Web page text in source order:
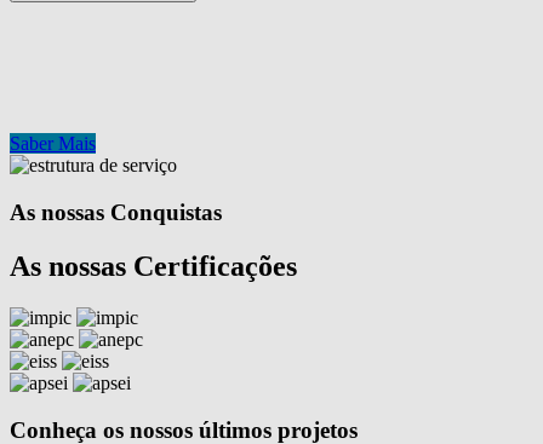
Saber Mais
As nossas Conquistas
As nossas Certificações
Conheça os nossos últimos projetos